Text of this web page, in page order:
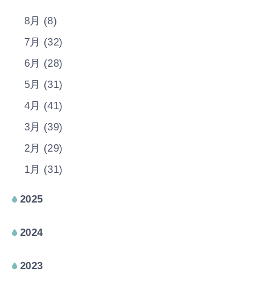
8月 (8)
7月 (32)
6月 (28)
5月 (31)
4月 (41)
3月 (39)
2月 (29)
1月 (31)
2025
2024
2023